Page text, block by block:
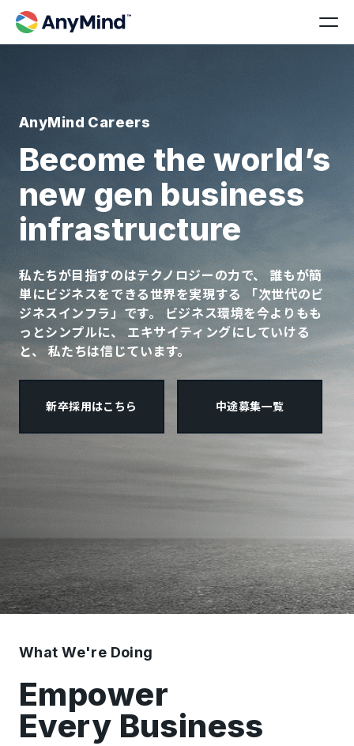
AnyMind Careers
Become the world’s
new gen business
infrastructure
私たちが目指すのはテクノロジーの力で、 誰もが簡
単にビジネスをできる世界を実現する 「次世代のビ
ジネスインフラ」です。 ビジネス環境を今よりもも
っとシンプルに、 エキサイティングにしていける
と、 私たちは信じています。
新卒採用はこちら 中途募集一覧
What We're Doing
Empower
Every Business